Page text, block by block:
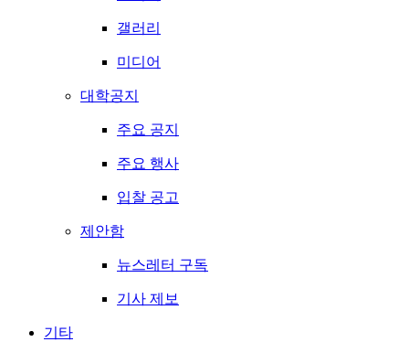
갤러리
미디어
대학공지
주요 공지
주요 행사
입찰 공고
제안함
뉴스레터 구독
기사 제보
기타